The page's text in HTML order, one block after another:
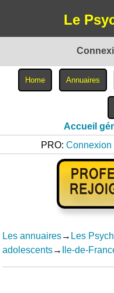
Le
Accueil
PRO: Connexion
Les annuaires→ Les
adolescents→ Ile-de-